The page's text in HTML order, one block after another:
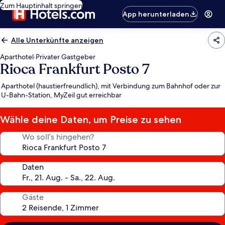
Zum Hauptinhalt springen
App herunterladen
Alle Unterkünfte anzeigen
Aparthotel·Privater Gastgeber
Rioca Frankfurt Posto 7
Aparthotel (haustierfreundlich), mit Verbindung zum Bahnhof oder zur
U-Bahn-Station, MyZeil gut erreichbar
Wähle deine Daten, um Preise zu sehen
Wo soll’s hingehen?
Daten
Gäste